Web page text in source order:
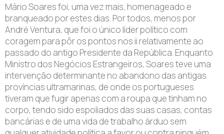
Mário Soares foi, uma vez mais, homenageado e
branqueado por estes dias. Por todos, menos por
André Ventura, que foi o único líder político com
coragem para pôr os pontos nos ii relativamente ao
passado do antigo Presidente da República. Enquanto
Ministro dos Negócios Estrangeiros, Soares teve uma
intervenção determinante no abandono das antigas
províncias ultramarinas, de onde os portugueses
tiveram que fugir apenas com a roupa que tinham no
corpo, tendo sido espoliados das suas casas, contas
bancárias e de uma vida de trabalho árduo sem